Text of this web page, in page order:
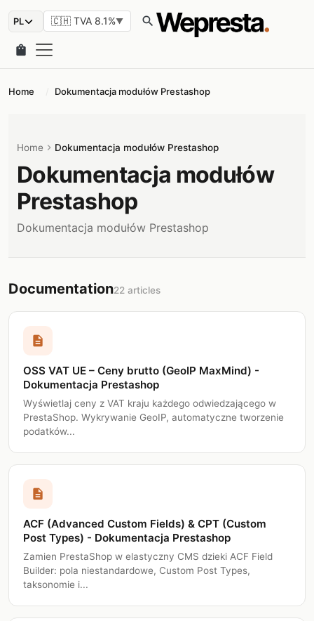
🇨🇭 TVA 8.1%▼ search
shopping_bag
Home Dokumentacja modułów Prestashop
Home chevron_right Dokumentacja modułów Prestashop
Dokumentacja modułów
Prestashop
Dokumentacja modułów Prestashop
Documentation22 articles
description
OSS VAT UE – Ceny brutto (GeoIP MaxMind) -
Dokumentacja Prestashop
Wyświetlaj ceny z VAT kraju każdego odwiedzającego w
PrestaShop. Wykrywanie GeoIP, automatyczne tworzenie
podatków...
description
ACF (Advanced Custom Fields) & CPT (Custom
Post Types) - Dokumentacja Prestashop
Zamien PrestaShop w elastyczny CMS dzieki ACF Field
Builder: pola niestandardowe, Custom Post Types,
taksonomie i...